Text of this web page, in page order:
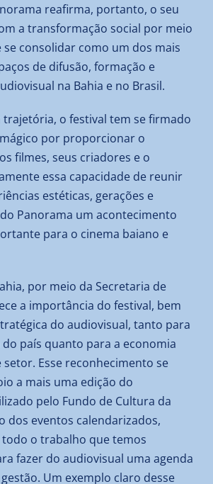
reafirma, portanto, o seu
a transformação social por meio
se consolidar como um dos mais
de difusão, formação e
na Bahia e no Brasil.
trajetória, o festival tem se firmado
por proporcionar o
filmes, seus criadores e o
essa capacidade de reunir
estéticas, gerações e
Panorama um acontecimento
para o cinema baiano e
por meio da Secretaria de
a importância do festival, bem
do audiovisual, tanto para
país quanto para a economia
setor. Esse reconhecimento se
a mais uma edição do
pelo Fundo de Cultura da
dos eventos calendarizados,
o trabalho que temos
fazer do audiovisual uma agenda
Um exemplo claro desse